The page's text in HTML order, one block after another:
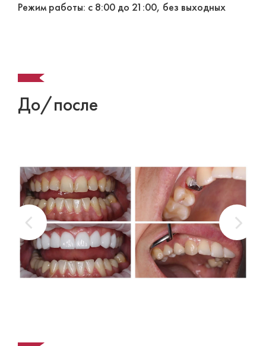
Режим работы: с 8:00 до 21:00, без выходных
До/после